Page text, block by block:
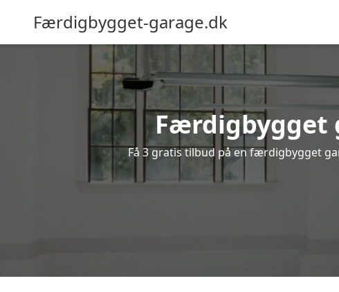
Færdigbygget-garage.dk
Færdigbygget
Få 3 gratis tilbud på en færdigbygget